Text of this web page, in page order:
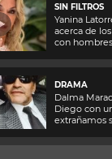
SIN FILTROS
Yanina
acerca de
con
DRAMA
Dalma
Diego con
extrañamos